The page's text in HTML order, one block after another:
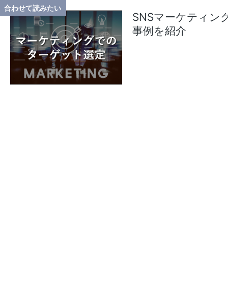
SNSマーケティン
事例を紹介